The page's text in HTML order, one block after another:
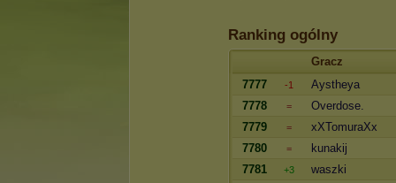
Ranking ogólny
Gracz
7777
-1
Aystheya
7778
=
Overdose.
7779
=
xXTomuraXx
7780
=
kunakij
7781
+3
waszki